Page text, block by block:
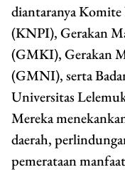
diantaranya Komite
(KNPI), Gerakan
(GMKI), Gerakan
(GMNI), serta
Universitas
Mereka
daerah,
pemerataan